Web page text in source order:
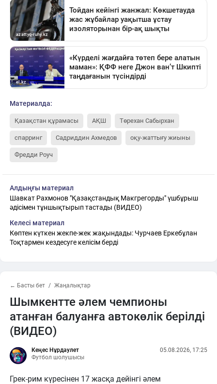
Материалда:
Қазақстан құрамасы АҚШ Төрехан Сабырхан
спарринг Садриддин Ахмедов оқу-жаттығу жиыны
Фредди Роуч
Алдыңғы материал
Шавкат Рахмонов "Қазақстандық Макгрегорды" үшбұрыш
әдісімен тұншықтырып тастады (ВИДЕО)
Келесі материал
Көптен күткен жекпе-жек жақындады: Чурчаев Еркебұлан
Тоқтармен кездесуге келісім берді
← Басты бет Жаңалықтар
Шымкентте әлем чемпионы
атанған балуанға автокөлік берілді
(ВИДЕО)
Кеңес Нұрдаулет
Футбол шолушысы
05.08.2026, 17:25
Грек-рим күресінен 17 жасқа дейінгі әлем